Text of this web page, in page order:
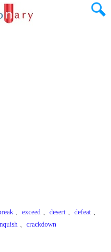
、 exceed 、 desert 、 defeat 、
、 crackdown